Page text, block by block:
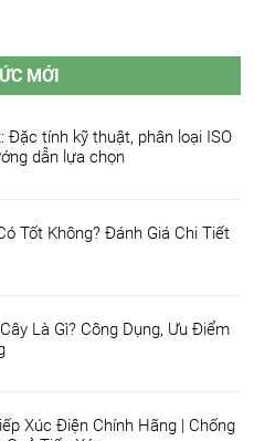
MỚI
Đặc tính kỹ thuật, phân loại ISO
dẫn lựa chọn
Tốt Không? Đánh Giá Chi Tiết
Là Gì? Công Dụng, Ưu Điểm
Xúc Điện Chính Hãng | Chống